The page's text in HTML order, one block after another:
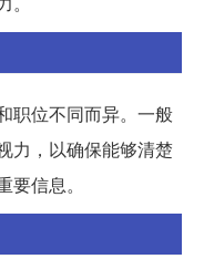
职位不同而异。一般
力，以确保能够清楚
信息。